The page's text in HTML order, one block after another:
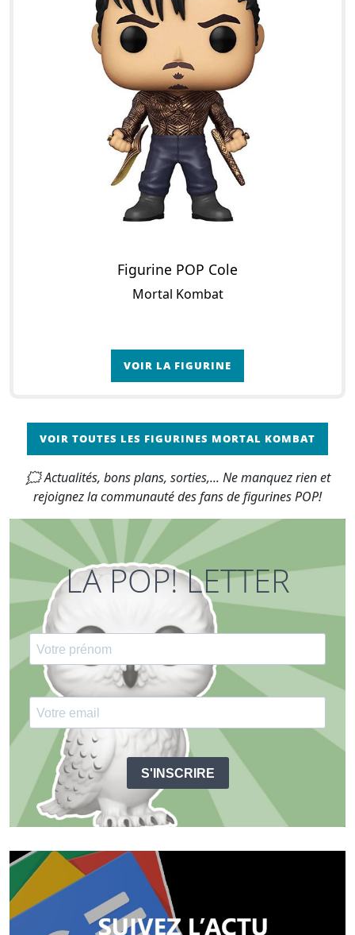
Figurine POP Cole
Mortal Kombat
VOIR LA FIGURINE
VOIR TOUTES LES FIGURINES MORTAL KOMBAT
🗯 Actualités, bons plans, sorties,... Ne manquez rien et
rejoignez la communauté des fans de figurines POP!
LA POP! LETTER
S'INSCRIRE